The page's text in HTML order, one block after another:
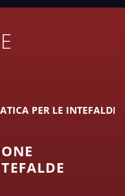
PER LE INTEFALDE